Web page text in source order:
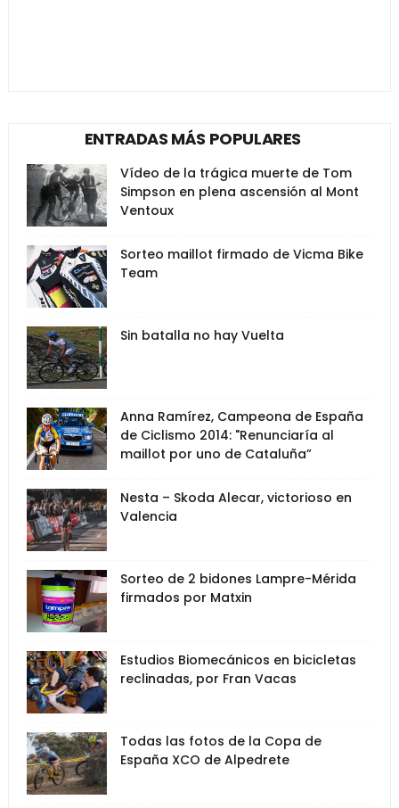
ENTRADAS MÁS POPULARES
Vídeo de la trágica muerte de Tom
Simpson en plena ascensión al Mont
Ventoux
Sorteo maillot firmado de Vicma Bike
Team
Sin batalla no hay Vuelta
Anna Ramírez, Campeona de España
de Ciclismo 2014: "Renunciaría al
maillot por uno de Cataluña”
Nesta – Skoda Alecar, victorioso en
Valencia
Sorteo de 2 bidones Lampre-Mérida
firmados por Matxin
Estudios Biomecánicos en bicicletas
reclinadas, por Fran Vacas
Todas las fotos de la Copa de
España XCO de Alpedrete